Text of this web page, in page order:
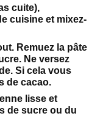
cuite),
cuisine et mixez-
Remuez la pâte
Ne versez
Si cela vous
de cacao.
lisse et
de sucre ou du